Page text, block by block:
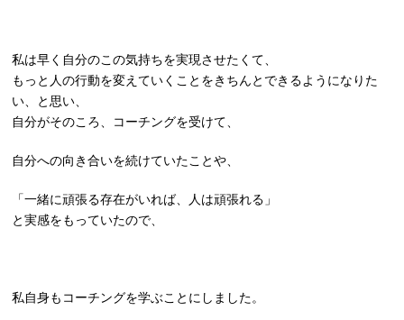
私は早く自分のこの気持ちを実現させたくて、
もっと人の行動を変えていくことをきちんとできるようになりた
い、と思い、
自分がそのころ、コーチングを受けて、
自分への向き合いを続けていたことや、
「一緒に頑張る存在がいれば、人は頑張れる」
と実感をもっていたので、
私自身もコーチングを学ぶことにしました。